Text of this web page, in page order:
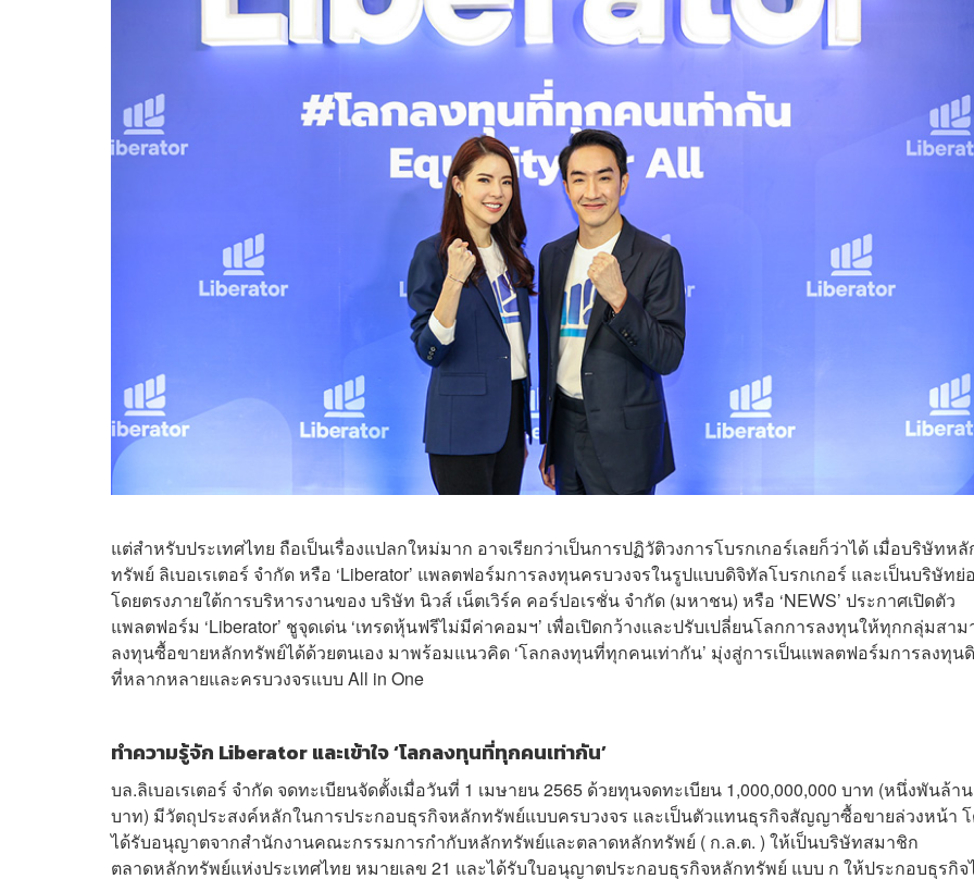
แต่สำหรับประเทศไทย ถือเป็นเรื่องแปลกใหม่มาก อาจเรียกว่าเป็นการปฏิวัติวงการโบรกเกอร์เลยก็ว่าได้ เมื่อบริษัทหลั
ทรัพย์ ลิเบอเรเตอร์ จำกัด หรือ ‘Liberator’ แพลตฟอร์มการลงทุนครบวงจรในรูปแบบดิจิทัลโบรกเกอร์ และเป็นบริษัทย่
โดยตรงภายใต้การบริหารงานของ บริษัท นิวส์ เน็ตเวิร์ค คอร์ปอเรชั่น จำกัด (มหาชน) หรือ ‘NEWS’ ประกาศเปิดตัว
แพลตฟอร์ม ‘Liberator’ ชูจุดเด่น ‘เทรดหุ้นฟรีไม่มีค่าคอมฯ’ เพื่อเปิดกว้างและปรับเปลี่ยนโลกการลงทุนให้ทุกกลุ่มสาม
ลงทุนซื้อขายหลักทรัพย์ได้ด้วยตนเอง มาพร้อมแนวคิด ‘โลกลงทุนที่ทุกคนเท่ากัน’ มุ่งสู่การเป็นแพลตฟอร์มการลงทุน
ที่หลากหลายและครบวงจรแบบ All in One
ทำความรู้จัก Liberator และเข้าใจ ‘โลกลงทุนที่ทุกคนเท่ากัน’
บล.ลิเบอเรเตอร์ จำกัด จดทะเบียนจัดตั้งเมื่อวันที่ 1 เมษายน 2565 ด้วยทุนจดทะเบียน 1,000,000,000 บาท (หนึ่งพันล้าน
บาท) มีวัตถุประสงค์หลักในการประกอบธุรกิจหลักทรัพย์แบบครบวงจร และเป็นตัวแทนธุรกิจสัญญาซื้อขายล่วงหน้า
ได้รับอนุญาตจากสำนักงานคณะกรรมการกำกับหลักทรัพย์และตลาดหลักทรัพย์ ( ก.ล.ต. ) ให้เป็นบริษัทสมาชิก
ตลาดหลักทรัพย์แห่งประเทศไทย หมายเลข 21 และได้รับใบอนุญาตประกอบธุรกิจหลักทรัพย์ แบบ ก ให้ประกอบธุรกิจ